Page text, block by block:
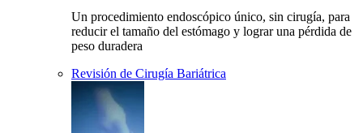
Un procedimiento endoscópico único, sin cirugía, para
reducir el tamaño del estómago y lograr una pérdida de
peso duradera
Revisión de Cirugía Bariátrica